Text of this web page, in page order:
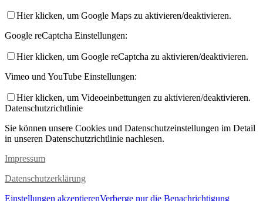
Hier klicken, um Google Maps zu aktivieren/deaktivieren.
Google reCaptcha Einstellungen:
Hier klicken, um Google reCaptcha zu aktivieren/deaktivieren.
Vimeo und YouTube Einstellungen:
Hier klicken, um Videoeinbettungen zu aktivieren/deaktivieren.
Datenschutzrichtlinie
Sie können unsere Cookies und Datenschutzeinstellungen im Detail
in unseren Datenschutzrichtlinie nachlesen.
Impressum
Datenschutzerklärung
Einstellungen akzeptierenVerberge nur die Benachrichtigung